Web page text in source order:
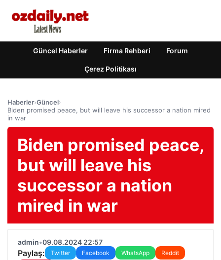
Güncel Haberler Firma Rehberi Forum
Çerez Politikası
Haberler›Güncel›
Biden promised peace, but will leave his successor a nation mired
in war
Biden promised peace,
but will leave his
successor a nation
mired in war
admin•09.08.2024 22:57
Paylaş: Twitter Facebook WhatsApp
Reddit